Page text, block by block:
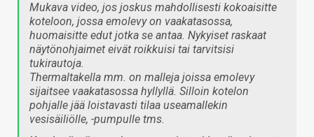
Mukava video, jos joskus mahdollisesti kokoaisitte
koteloon, jossa emolevy on vaakatasossa,
huomaisitte edut jotka se antaa. Nykyiset raskaat
näytönohjaimet eivät roikkuisi tai tarvitsisi
tukirautoja.
Thermaltakella mm. on malleja joissa emolevy
sijaitsee vaakatasossa hyllyllä. Silloin kotelon
pohjalle jää loistavasti tilaa useamallekin
vesisäiliölle, -pumpulle tms.